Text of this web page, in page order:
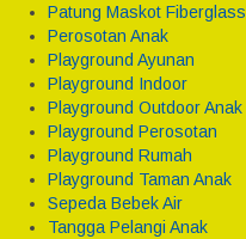
Patung Maskot Fiberglass
Perosotan Anak
Playground Ayunan
Playground Indoor
Playground Outdoor Anak
Playground Perosotan
Playground Rumah
Playground Taman Anak
Sepeda Bebek Air
Tangga Pelangi Anak